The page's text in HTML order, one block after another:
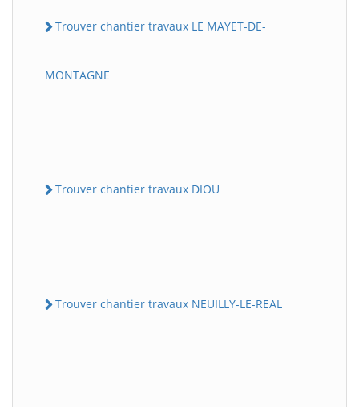
Trouver chantier travaux LE MAYET-DE-
MONTAGNE
Trouver chantier travaux DIOU
Trouver chantier travaux NEUILLY-LE-REAL